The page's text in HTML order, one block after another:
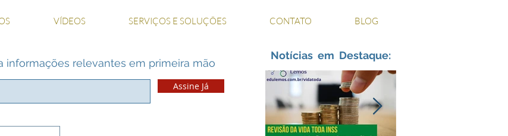
VÍDEOS SERVIÇOS E SOLUÇÕES CONTATO BLOG
Assine Já
informações relevantes em primeira mão
Notícias em Destaque: